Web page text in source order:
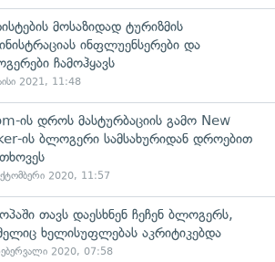
მოსაზიდად ტურიზმის
ინფლუენსერები და
ჩამოჰყავს
2021, 11:48
ის დროს მასტურბაციის გამო New
ის ბლოგერი სამსახურიდან დროებით
2020, 11:57
თავს დაესხნენ ჩეჩენ ბლოგერს,
ხელისუფლებას აკრიტიკებდა
2020, 07:58